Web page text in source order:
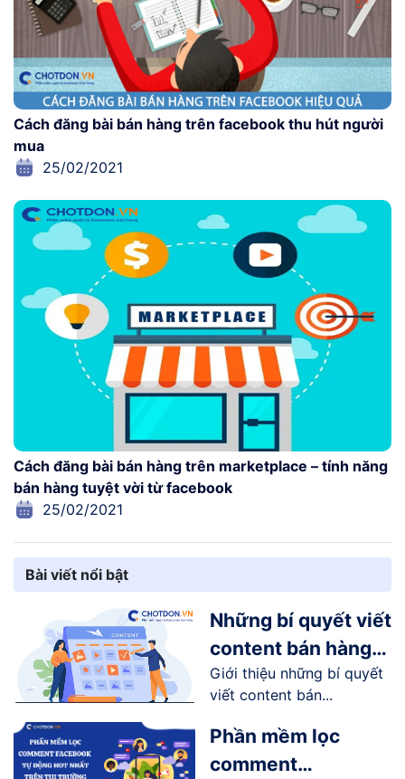
Cách đăng bài bán hàng trên facebook thu hút người
mua
25/02/2021
Cách đăng bài bán hàng trên marketplace – tính năng
bán hàng tuyệt vời từ facebook
25/02/2021
Bài viết nổi bật
Những bí quyết viết
content bán hàng
online trên
Facebook
Giới thiệu những bí quyết
viết content bán...
Phần mềm lọc
comment